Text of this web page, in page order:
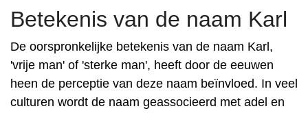
Betekenis van de naam Karl
De oorspronkelijke betekenis van de naam Karl,
'vrije man' of 'sterke man', heeft door de eeuwen
heen de perceptie van deze naam beïnvloed. In veel
culturen wordt de naam geassocieerd met adel en